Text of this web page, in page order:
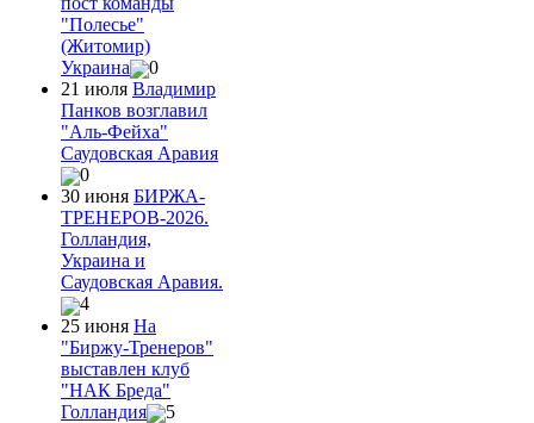
"Полесье"
(Житомир)
Украина
0
21 июля Владимир
Панков возглавил
"Аль-Фейха"
Саудовская Аравия
0
30 июня БИРЖА-
ТРЕНЕРОВ-2026.
Голландия,
Украина и
Саудовская Аравия.
4
25 июня На
"Биржу-Тренеров"
выставлен клуб
"НАК Бреда"
Голландия
5